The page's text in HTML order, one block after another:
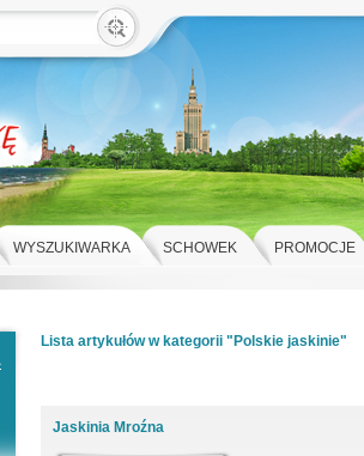
WYSZUKIWARKA SCHOWEK PROMOCJE
Lista artykułów w kategorii "Polskie jaskinie"
Jaskinia Mroźna